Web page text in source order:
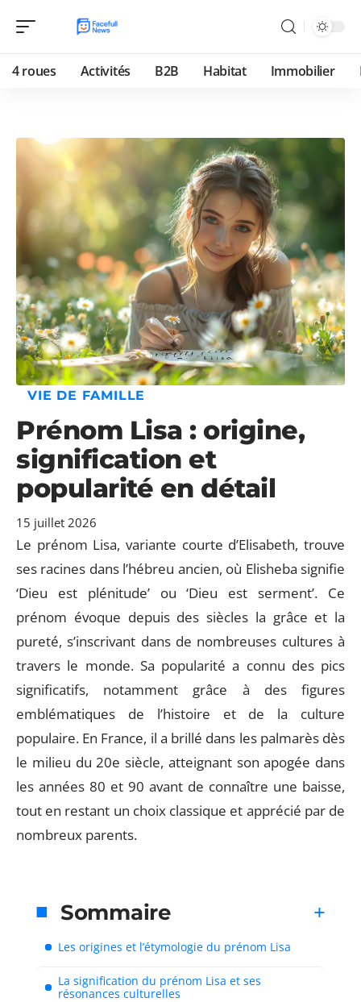
4 roues Activités B2B Habitat Immobilier
VIE DE FAMILLE
Prénom Lisa : origine,
signification et
popularité en détail
15 juillet 2026
Le prénom Lisa, variante courte d’Elisabeth, trouve
ses racines dans l’hébreu ancien, où Elisheba signifie
‘Dieu est plénitude’ ou ‘Dieu est serment’. Ce
prénom évoque depuis des siècles la grâce et la
pureté, s’inscrivant dans de nombreuses cultures à
travers le monde. Sa popularité a connu des pics
significatifs, notamment grâce à des figures
emblématiques de l’histoire et de la culture
populaire. En France, il a brillé dans les palmarès dès
le milieu du 20e siècle, atteignant son apogée dans
les années 80 et 90 avant de connaître une baisse,
tout en restant un choix classique et apprécié par de
nombreux parents.
Sommaire
Les origines et l’étymologie du prénom Lisa
La signification du prénom Lisa et ses
résonances culturelles